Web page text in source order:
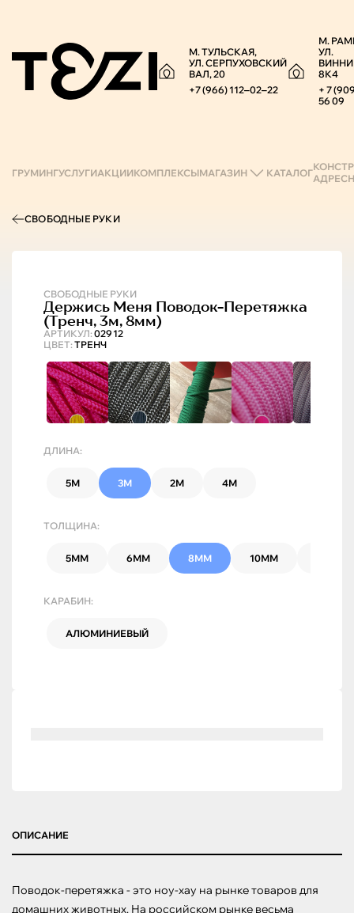
М. ТУЛЬСКАЯ,
УЛ. СЕРПУХОВСКИЙ
ВАЛ, 20
+7 (966) 112‒02‒22
М.
УЛ.
8К4
+ 7
56 09
ГРУМИНГУСЛУГИАКЦИИКОМПЛЕКСЫМАГАЗИН КАТАЛОГ
СВОБОДНЫЕ РУКИ
СВОБОДНЫЕ РУКИ
АРТИКУЛ: 02912
Держись Меня Поводок-Перетяжка
(тренч, 3м, 8мм)
ЦВЕТ: ТРЕНЧ
ДЛИНА:
5М 3М 2М 4М
ТОЛЩИНА:
5ММ 6ММ 8ММ 10ММ
КАРАБИН:
АЛЮМИНИЕВЫЙ
ОПИСАНИЕ
Поводок-перетяжка - это ноу-хау на рынке товаров для
домашних животных. На российском рынке весьма